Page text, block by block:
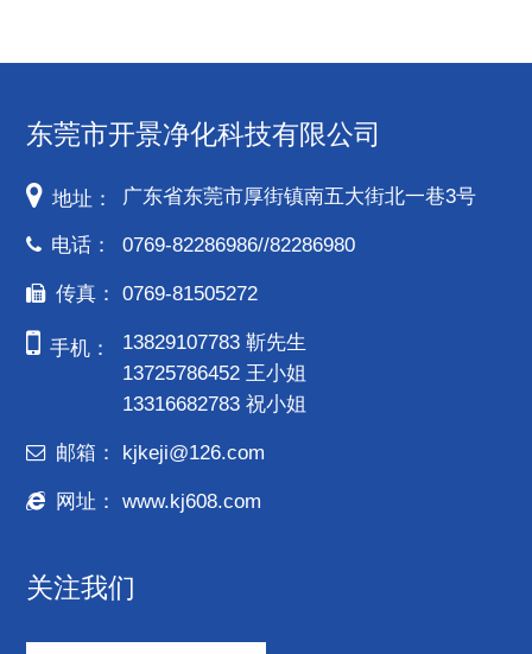
东莞市开景净化科技有限公司
地址： 广东省东莞市厚街镇南五大街北一巷3号
电话： 0769-82286986//82286980
传真： 0769-81505272
手机：
13829107783 靳先生
13725786452 王小姐
13316682783 祝小姐
邮箱： kjkeji@126.com
网址： www.kj608.com
关注我们